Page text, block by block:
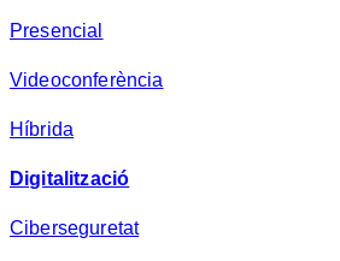
s
a
Presencial
Videoconferència
Híbrida
Digitalització
Ciberseguretat